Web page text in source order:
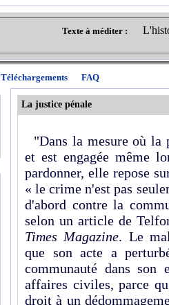
Texte à méditer :
Téléchargements FAQ
La justice pénale
"Dans la mesure où la
et est engagée même
pardonner, elle repose
« le crime n'est pas
d'abord contre la
selon un article de
Times Magazine. Le
que son acte a
communauté dans son
affaires civiles, parce
droit à un